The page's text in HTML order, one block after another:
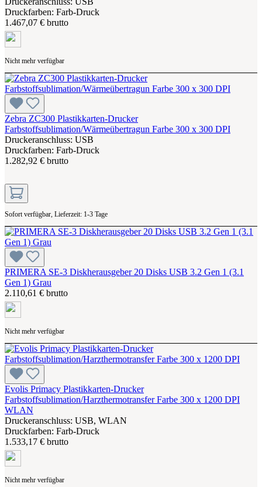
Druckfarben: Farb-Druck
1.467,07 € brutto
Nicht mehr verfügbar
Zebra ZC300 Plastikkarten-Drucker
Farbstoffsublimation/Wärmeübertragun Farbe 300 x 300 DPI
Druckeranschluss: USB
Druckfarben: Farb-Druck
1.282,92 € brutto
Sofort verfügbar, Lieferzeit: 1-3 Tage
PRIMERA SE-3 Diskherausgeber 20 Disks USB 3.2 Gen 1 (3.1
Gen 1) Grau
2.110,61 € brutto
Nicht mehr verfügbar
Evolis Primacy Plastikkarten-Drucker
Farbstoffsublimation/Harzthermotransfer Farbe 300 x 1200 DPI
WLAN
Druckeranschluss: USB, WLAN
Druckfarben: Farb-Druck
1.533,17 € brutto
Nicht mehr verfügbar